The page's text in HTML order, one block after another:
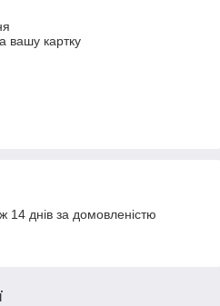
вашу картку
14 днів за домовленістю